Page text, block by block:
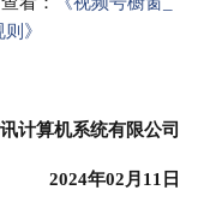
》
计算机系统有限公司
2024年02月11日